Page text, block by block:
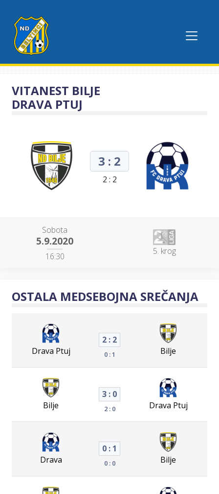
VITANEST BILJE
DRAVA PTUJ
3 : 2
2 : 2
Sobota
5.9.2020
16:30 5. krog
OSTALA MEDSEBOJNA SREČANJA
Drava Ptuj
2 : 2
0 : 1 Bilje
Bilje
3 : 0
2 : 0 Drava Ptuj
Drava
0 : 1
0 : 0 Bilje